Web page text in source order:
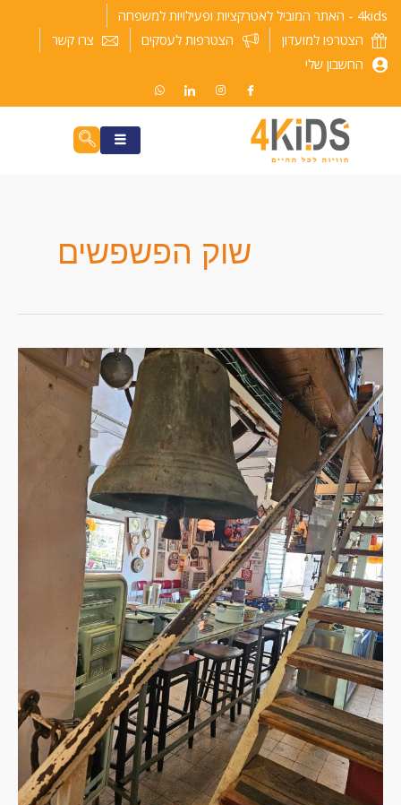
דילוג
לתוכן
4kids - האתר המוביל לאטרקציות ופעילויות למשפחה
הצטרפו למועדון
הצטרפות לעסקים
צרו קשר
החשבון שלי
שוק הפשפשים
הפשפשים
של
חיפה